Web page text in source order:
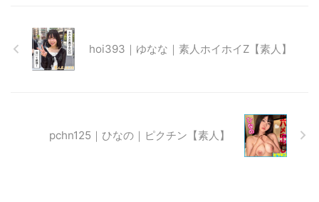
hoi393｜ゆなな｜素人ホイホイZ【素人】
pchn125｜ひなの｜ピクチン【素人】